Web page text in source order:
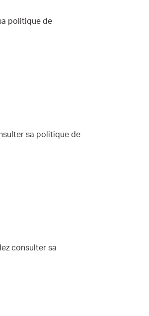
politique de
sa politique de
consulter sa